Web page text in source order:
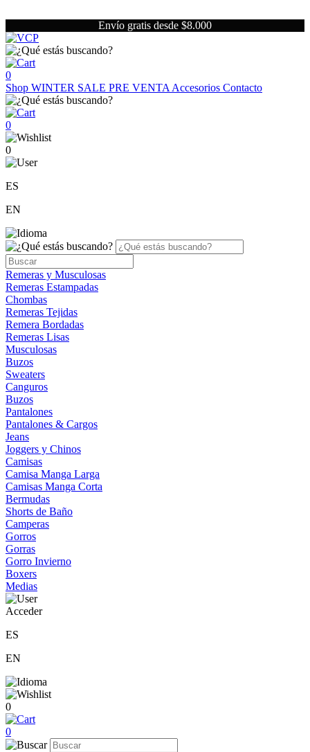
Envío gratis desde $8.000
0
Shop WINTER SALE PRE VENTA Accesorios Contacto
0
0
ES
EN
Remeras y Musculosas
Remeras Estampadas
Chombas
Remeras Tejidas
Remera Bordadas
Remeras Lisas
Musculosas
Buzos
Sweaters
Canguros
Buzos
Pantalones
Pantalones & Cargos
Jeans
Joggers y Chinos
Camisas
Camisa Manga Larga
Camisas Manga Corta
Bermudas
Shorts de Baño
Camperas
Gorros
Gorras
Gorro Invierno
Boxers
Medias
Acceder
ES
EN
0
0